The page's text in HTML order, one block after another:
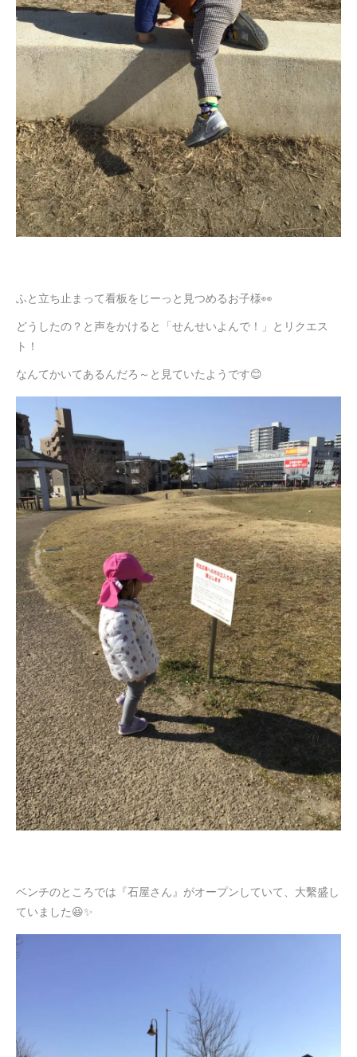
ふと立ち止まって看板をじーっと見つめるお子様👀
どうしたの？と声をかけると「せんせいよんで！」とリクエス
ト！
なんてかいてあるんだろ～と見ていたようです😊
ベンチのところでは『石屋さん』がオープンしていて、大繫盛し
ていました😆✨